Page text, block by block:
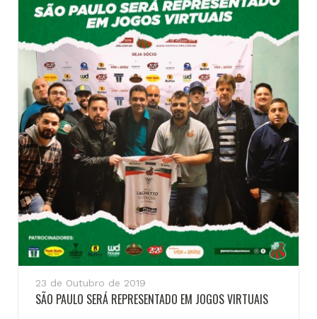
23 de Outubro de 2019
SÃO PAULO SERÁ REPRESENTADO EM JOGOS VIRTUAIS